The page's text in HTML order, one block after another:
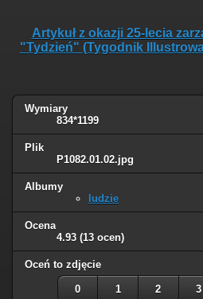
Artykuł z okazji 25-lecia
"Tydzień" (Tygodnik
Wymiary
834*1199
Plik
P1082.01.02.jpg
Albumy
ludzie
Ocena
4.93 (13 ocen)
Oceń to zdjęcie
0 1 2 3